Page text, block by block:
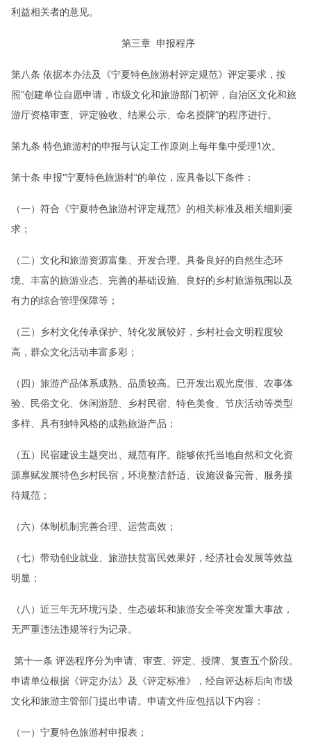
利益相关者的意见。
第三章 申报程序
第八条 依据本办法及《宁夏特色旅游村评定规范》评定要求，按
照“创建单位自愿申请，市级文化和旅游部门初评，自治区文化和旅
游厅资格审查、评定验收、结果公示、命名授牌”的程序进行。
第九条 特色旅游村的申报与认定工作原则上每年集中受理1次。
第十条 申报“宁夏特色旅游村”的单位，应具备以下条件：
（一）符合《宁夏特色旅游村评定规范》的相关标准及相关细则要
求；
（二）文化和旅游资源富集、开发合理。具备良好的自然生态环
境、丰富的旅游业态、完善的基础设施、良好的乡村旅游氛围以及
有力的综合管理保障等；
（三）乡村文化传承保护、转化发展较好，乡村社会文明程度较
高，群众文化活动丰富多彩；
（四）旅游产品体系成熟、品质较高。已开发出观光度假、农事体
验、民俗文化、休闲游憩、乡村民宿、特色美食、节庆活动等类型
多样、具有独特风格的成熟旅游产品；
（五）民宿建设主题突出、规范有序。能够依托当地自然和文化资
源禀赋发展特色乡村民宿，环境整洁舒适、设施设备完善、服务接
待规范；
（六）体制机制完善合理、运营高效；
（七）带动创业就业、旅游扶贫富民效果好，经济社会发展等效益
明显；
（八）近三年无环境污染、生态破坏和旅游安全等突发重大事故，
无严重违法违规等行为记录。
第十一条 评选程序分为申请、审查、评定、授牌、复查五个阶段。
申请单位根据《评定办法》及《评定标准》，经自评达标后向市级
文化和旅游主管部门提出申请。申请文件应包括以下内容：
（一）宁夏特色旅游村申报表；